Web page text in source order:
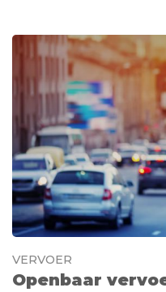
VERVOER
Openbaar